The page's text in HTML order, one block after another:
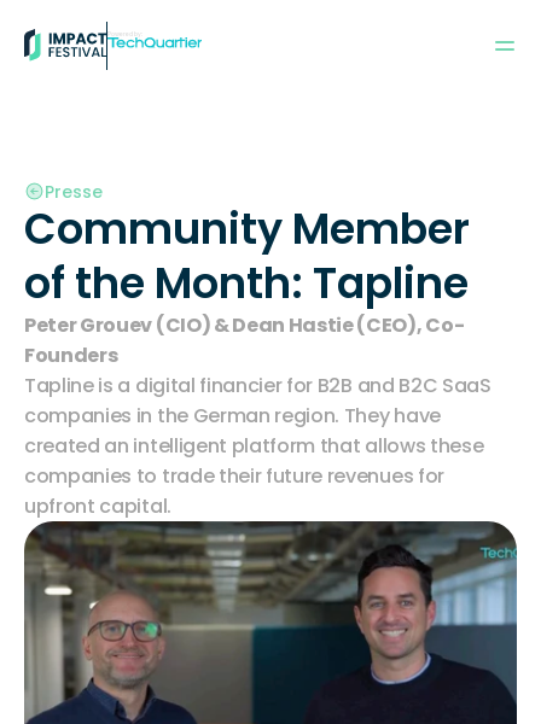
Powered by:
Presse
Community Member
of the Month: Tapline
Peter Grouev (CIO) & Dean Hastie (CEO), Co-
Founders
Tapline is a digital financier for B2B and B2C SaaS
companies in the German region. They have
created an intelligent platform that allows these
companies to trade their future revenues for
upfront capital.